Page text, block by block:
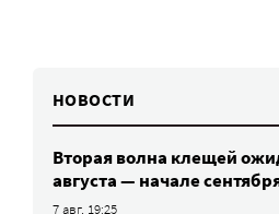
НОВОСТИ
Вторая волна клещей
августа — начале
7 авг, 19:25